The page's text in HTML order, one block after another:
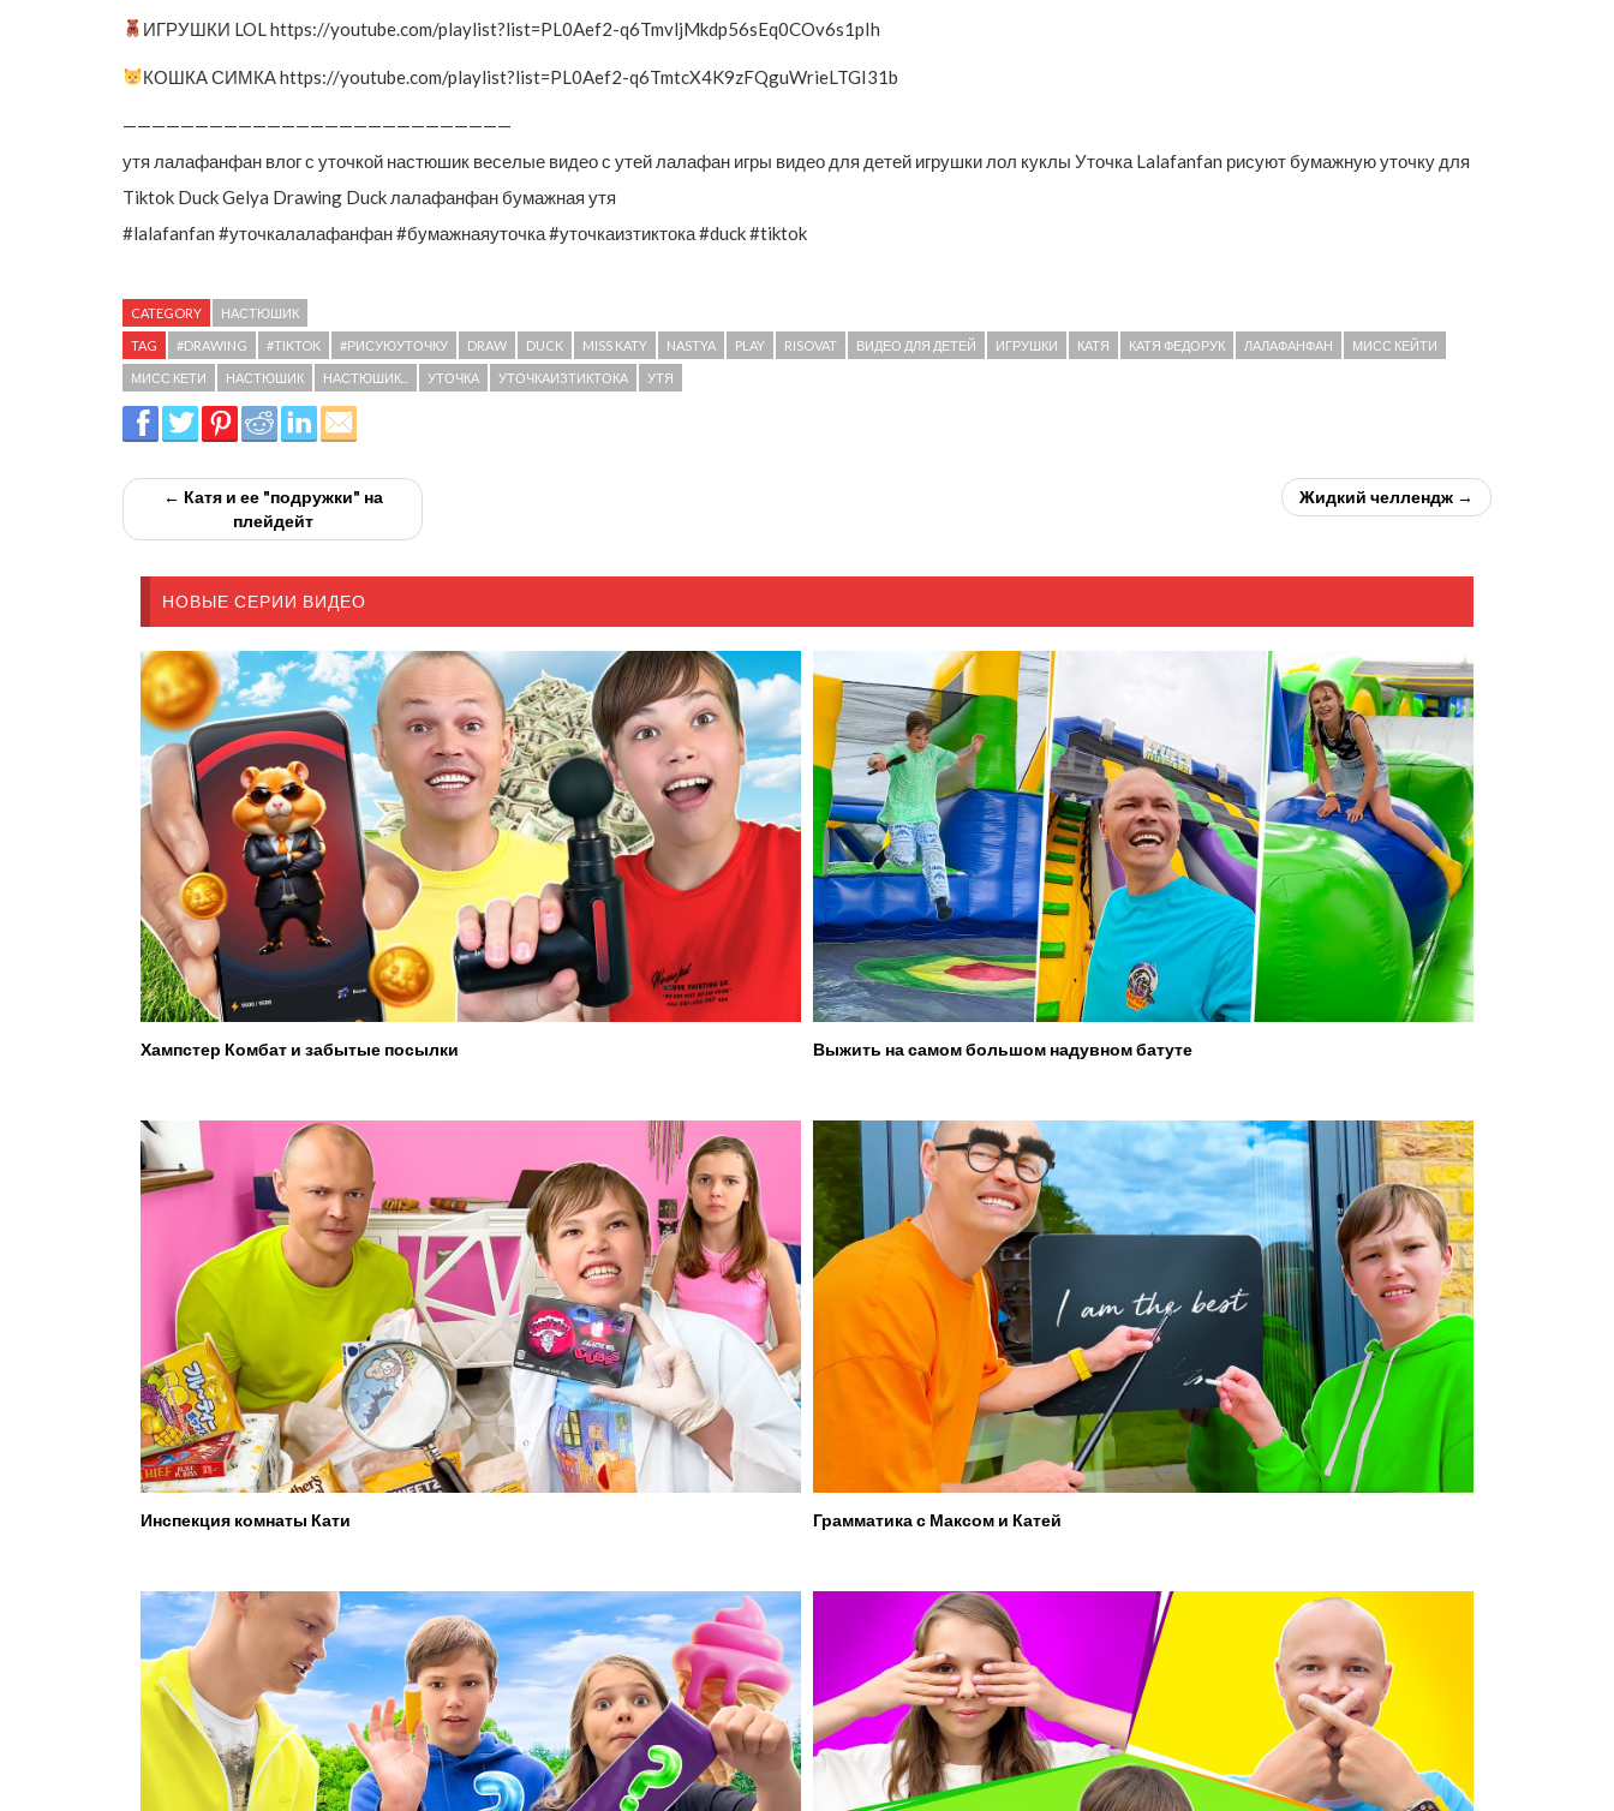
ИГРУШКИ LOL https://youtube.com/playlist?list=PL0Aef2-q6TmvljMkdp56sEq0COv6s1pIh
КОШКА СИМКА https://youtube.com/playlist?list=PL0Aef2-q6TmtcX4K9zFQguWrieLTGI31b
———————————————————————————
утя лалафанфан влог с уточкой настюшик веселые видео с утей лалафан игры видео для детей игрушки лол куклы Уточка Lalafanfan рисуют бумажную уточку для
Tiktok Duck Gelya Drawing Duck лалафанфан бумажная утя
#lalafanfan #уточкалалафанфан #бумажнаяуточка #уточкаизтиктока #duck #tiktok
CATEGORY НАСТЮШИК
TAG #DRAWING #TIKTOK #РИСУЮУТОЧКУ DRAW DUCK MISS KATY NASTYA PLAY RISOVAT ВИДЕО ДЛЯ ДЕТЕЙ ИГРУШКИ КАТЯ КАТЯ ФЕДОРУК ЛАЛАФАНФАН МИСС КЕЙТИ
МИСС КЕТИ НАСТЮШИК НАСТЮШИК... УТОЧКА УТОЧКАИЗТИКТОКА УТЯ
← Катя и ее "подружки" на
плейдейт
Жидкий челлендж →
НОВЫЕ СЕРИИ ВИДЕО
Хампстер Комбат и забытые посылки Выжить на самом большом надувном батуте
Инспекция комнаты Кати Грамматика с Максом и Катей